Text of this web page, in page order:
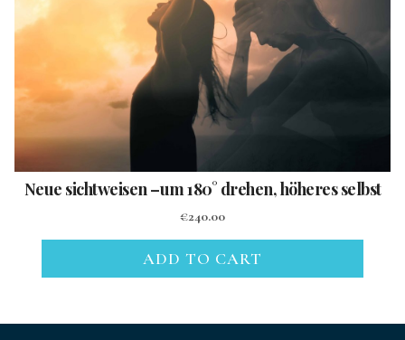
Neue sichtweisen –um 180° drehen, höheres selbst
€240.00
ADD TO CART